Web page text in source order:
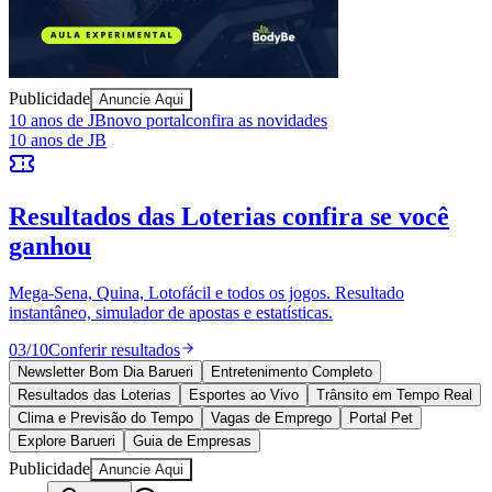
Athletico-PR
Publicidade Anuncie Aqui